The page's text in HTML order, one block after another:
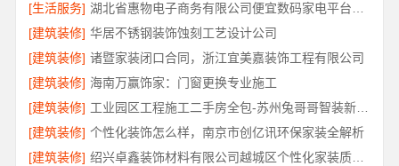
[生活服务]
[建筑装修] 华居不锈钢装饰蚀刻工艺设计公司
[建筑装修] 诸暨家装闭口合同，浙江宜美嘉装饰工程有限公司
[建筑装修] 海南万赢饰家：门窗更换专业施工
[建筑装修]
工业园区工程施工二手房全包-苏州兔哥哥智装新材料有限公司
[建筑装修] 个性化装饰怎么样，南京市创亿讯环保家装全解析
[建筑装修]
绍兴卓鑫装饰材料有限公司越城区个性化家装质量有保障